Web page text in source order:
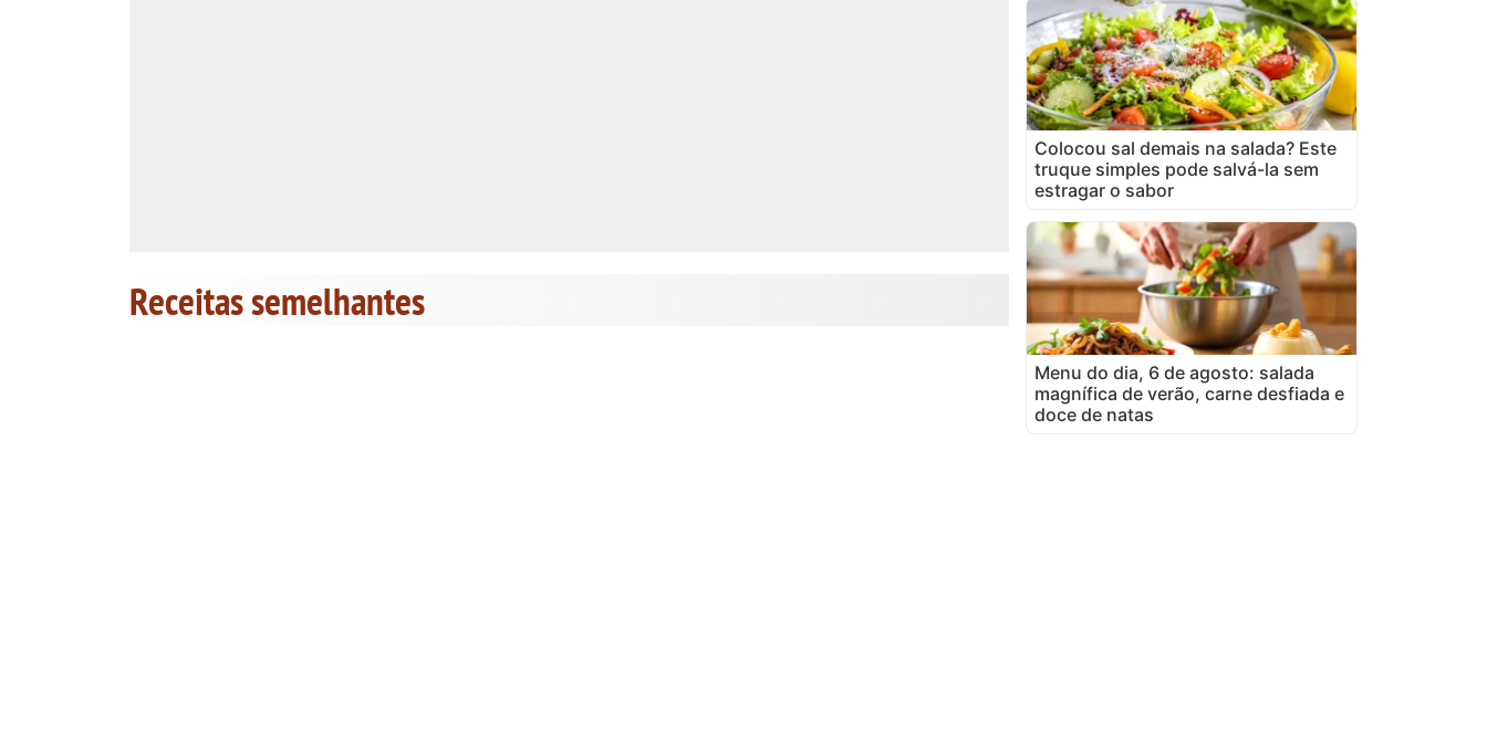
Receitas semelhantes
Colocou sal demais na salada? Este
truque simples pode salvá-la sem
estragar o sabor
Menu do dia, 6 de agosto: salada
magnífica de verão, carne desfiada e
doce de natas